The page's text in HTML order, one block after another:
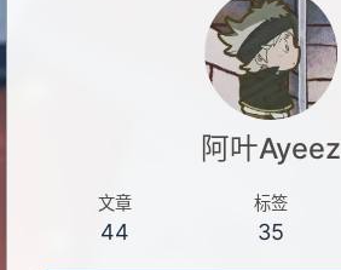
阿叶Ayeez
文章
44
标签
35